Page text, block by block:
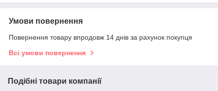
Умови повернення
Повернення товару впродовж 14 днів за рахунок покупця
Всі умови повернення
Подібні товари компанії